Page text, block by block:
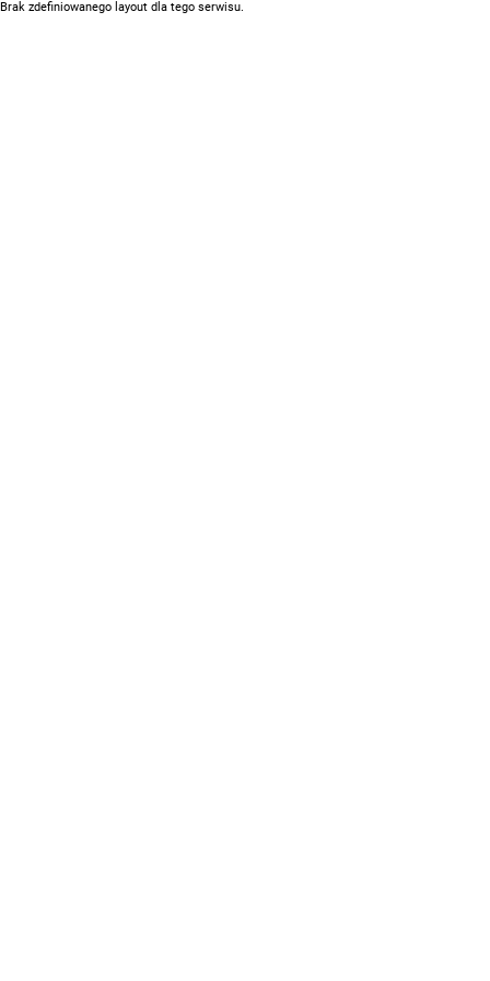
Brak zdefiniowanego layout dla tego serwisu.